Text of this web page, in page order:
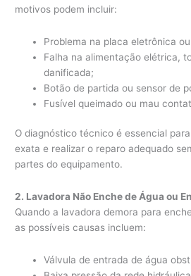
motivos podem incluir:
Problema na placa eletrônica
Falha na alimentação elétrica,
danificada;
Botão de partida ou sensor de
Fusível queimado ou mau
O diagnóstico técnico é essencial
exata e realizar o reparo adequado
partes do equipamento.
2. Lavadora Não Enche de Água ou
Quando a lavadora demora para
as possíveis causas incluem:
Válvula de entrada de água